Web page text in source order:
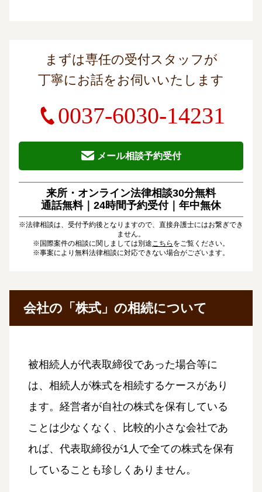
まずは専任の受付スタッフが
丁寧にお話をお伺いいたします
0037-6030-14231
メール相談予約受付
来所・オンライン法律相談30分無料
通話無料｜24時間予約受付｜ 年中無休
※法律相談は、受付予約後となりますので、直接弁護士にはお繋ぎでき
ません。
※国際案件の相談に関しましては別途 こちら をご覧ください。
※事案により無料法律相談に対応できない場合がございます。
会社の「株式」の相続について
被相続人が代表取締役であった場合等に
は、相続人が株式を相続するケースがあり
ます。経営者が自社の株式を保有している
ことは少なくなく、比較的小さな会社であ
れば、代表取締役が1人で全ての株式を保有
していることも珍しくありません。